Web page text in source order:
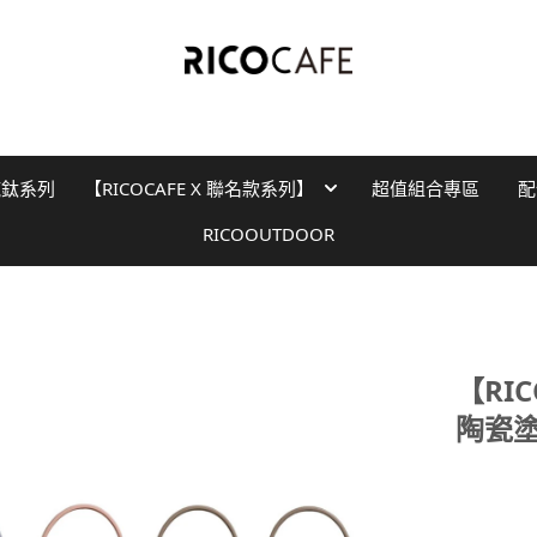
系列 【RICOCAFE X 聯名款系列】 超值組合專區
RICOOUTDOOR
【
陶瓷